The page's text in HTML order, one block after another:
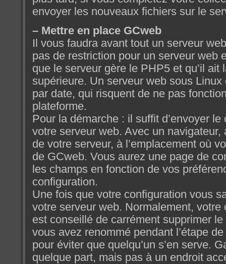
envoyer les nouveaux fichiers sur le
– Mettre en place GCweb
Il vous faudra avant tout un serveur
pas de restriction pour un serveur web
que le serveur gère le PHP5 et qu’il ait
supérieure. Un serveur web sous
par date, qui risquent de ne pas
plateforme.
Pour la démarche : il suffit d’envoyer le
votre serveur web. Avec un navigateur,
de votre serveur, à l’emplacement où
de GCweb. Vous aurez une page de
les champs en fonction de vos
configuration.
Une fois que votre configuration vous
votre serveur web. Normalement,
est conseillé de carrément supprimer
vous avez renommé pendant l’étape
pour éviter que quelqu’un s’en serve.
quelque part, mais pas à un endroit